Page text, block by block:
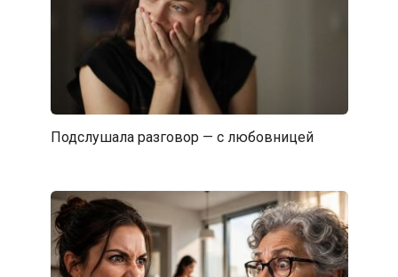
Подслушала разговор — с любовницей